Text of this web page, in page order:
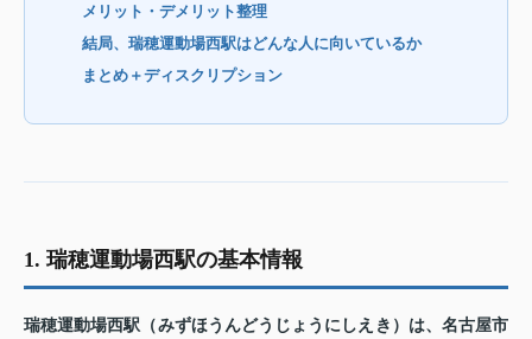
メリット・デメリット整理
結局、瑞穂運動場西駅はどんな人に向いているか
まとめ＋ディスクリプション
1. 瑞穂運動場西駅の基本情報
瑞穂運動場西駅（みずほうんどうじょうにしえき）は、名古屋市